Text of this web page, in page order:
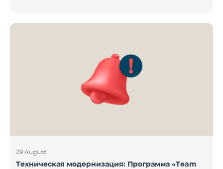
29 August
Техническая модернизация: Программа «Team